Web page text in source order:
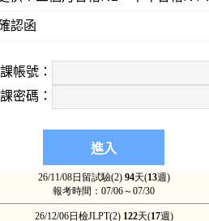
認函
帳號：
密碼：